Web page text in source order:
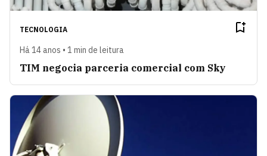
TECNOLOGIA
Há 14 anos • 1 min de leitura
TIM negocia parceria comercial com Sky